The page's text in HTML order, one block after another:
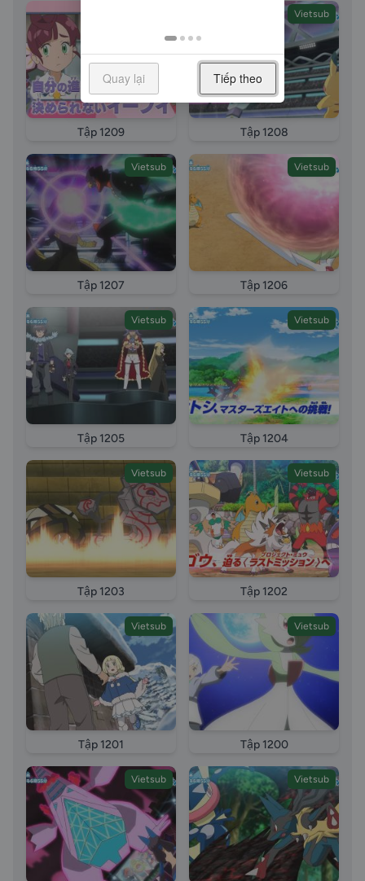
Tập 1209
Vietsub
Tập 1208
Vietsub
Tập 1207
Vietsub
Tập 1206
Vietsub
Tập 1205
Vietsub
Tập 1204
Vietsub
Tập 1203
Vietsub
Tập 1202
Vietsub
Tập 1201
Vietsub
Tập 1200
Vietsub Vietsub
Quay lại Tiếp theo